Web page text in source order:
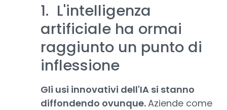
1. L'intelligenza
artificiale ha ormai
raggiunto un punto di
inflessione
Gli usi innovativi dell'IA si stanno
diffondendo ovunque.Aziende come